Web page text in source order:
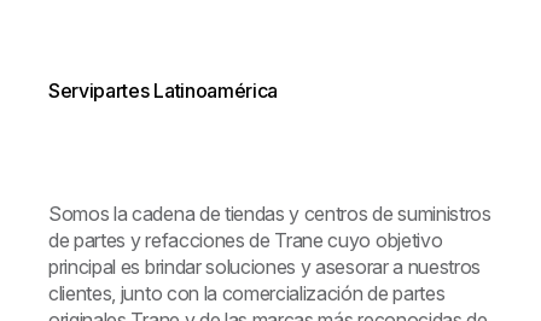
Servipartes Latinoamérica
Somos la cadena de tiendas y centros de suministros
de partes y refacciones de Trane cuyo objetivo
principal es brindar soluciones y asesorar a nuestros
clientes, junto con la comercialización de partes